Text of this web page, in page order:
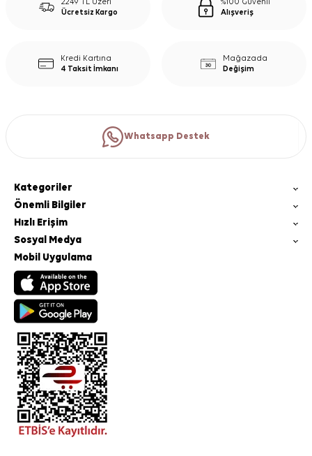
2249 TL Üzeri
Ücretsiz Kargo
%100 Güvenli
Alışveriş
Kredi Kartına
4 Taksit İmkanı
Mağazada
Değişim
Whatsapp Destek
Kategoriler
Önemli Bilgiler
Hızlı Erişim
Sosyal Medya
Mobil Uygulama